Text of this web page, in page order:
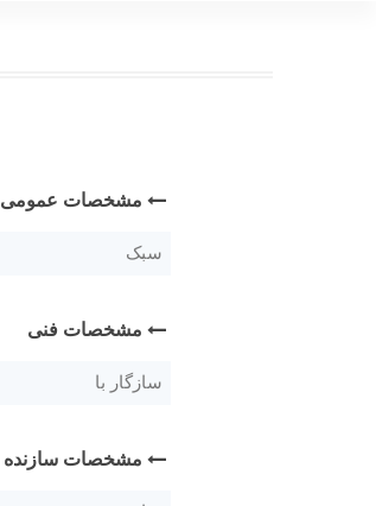
مشخصات عمومی
سبک
مشخصات فنی
سازگار با
مشخصات سازنده